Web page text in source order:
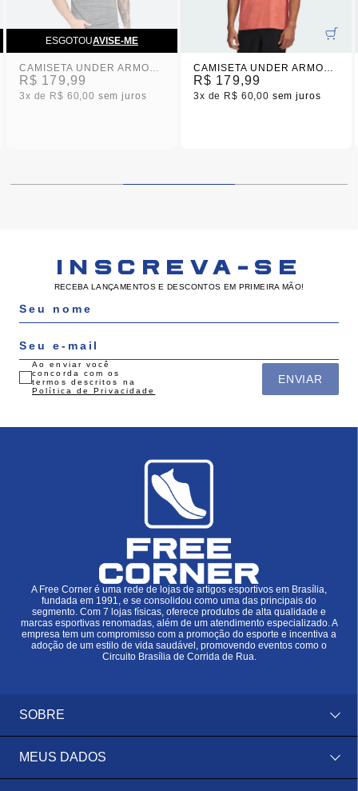
ESGOTOUAVISE-ME
CAMISETA UNDER ARMOUR TIGER TECH 2 CINZA MASCULINA
R$ 179,99
3x R$ 60,00 sem juros
CAMISETA UNDER ARMOUR TIGER TECH 2 LARANJA MASCULINA
R$ 179,99
3x R$ 60,00 sem juros
INSCREVA-SE
RECEBA LANÇAMENTOS E DESCONTOS EM PRIMEIRA MÃO!
ENVIAR
Ao enviar você
concorda com os
termos descritos na
Política de Privacidade
A Free Corner é uma rede de lojas de artigos esportivos em Brasília,
fundada em 1991, e se consolidou como uma das principais do
segmento. Com 7 lojas físicas, oferece produtos de alta qualidade e
marcas esportivas renomadas, além de um atendimento especializado. A
empresa tem um compromisso com a promoção do esporte e incentiva a
adoção de um estilo de vida saudável, promovendo eventos como o
Circuito Brasília de Corrida de Rua.
SOBRE
MEUS DADOS